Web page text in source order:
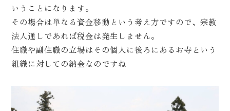
いうことになります。
その場合は単なる資金移動という考え方ですので、宗教
法人通しであれば税金は発生しません。
住職や副住職の立場はその個人に後ろにあるお寺という
組織に対しての納金なのですね